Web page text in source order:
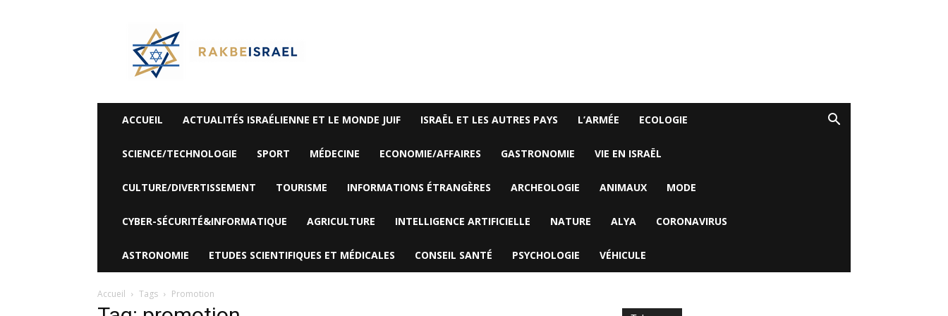
Rak
Be
Israel-
Alyaexpress-
News
ACCUEIL ACTUALITÉS ISRAÉLIENNE ET LE MONDE JUIF ISRAËL ET LES AUTRES PAYS L’ARMÉE ECOLOGIE
SCIENCE/TECHNOLOGIE SPORT MÉDECINE ECONOMIE/AFFAIRES GASTRONOMIE VIE EN ISRAËL
CULTURE/DIVERTISSEMENT TOURISME INFORMATIONS ÉTRANGÈRES ARCHEOLOGIE ANIMAUX MODE
CYBER-SÉCURITÉ&INFORMATIQUE AGRICULTURE INTELLIGENCE ARTIFICIELLE NATURE ALYA CORONAVIRUS
ASTRONOMIE ETUDES SCIENTIFIQUES ET MÉDICALES CONSEIL SANTÉ PSYCHOLOGIE VÉHICULE
Accueil Tags Promotion